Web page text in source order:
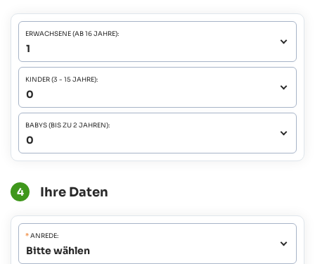
ERWACHSENE (AB 16 JAHRE):
KINDER (3 - 15 JAHRE):
BABYS (BIS ZU 2 JAHREN):
4 Ihre Daten
*ANREDE: